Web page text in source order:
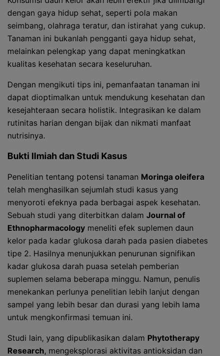
dengan gaya hidup sehat, seperti pola makan
seimbang, olahraga teratur, dan istirahat yang cukup.
Tanaman ini bukanlah pengganti gaya hidup sehat,
melainkan pelengkap yang dapat meningkatkan
kualitas kesehatan secara keseluruhan.
Dengan mengikuti tips ini, pemanfaatan tanaman ini
dapat dioptimalkan untuk mendukung kesehatan dan
kesejahteraan secara holistik. Integrasikan ke dalam
rutinitas harian dengan bijak dan nikmati manfaat
nutrisinya.
Bukti Ilmiah dan Studi Kasus
Penelitian tentang potensi tanaman Moringa oleifera
telah menghasilkan sejumlah studi kasus yang
menyoroti efeknya pada berbagai aspek kesehatan.
Sebuah studi yang diterbitkan dalam Journal of
Ethnopharmacology meneliti efek suplemen daun
kelor pada kadar glukosa darah pada pasien diabetes
tipe 2. Hasilnya menunjukkan penurunan signifikan
kadar glukosa darah puasa setelah pemberian
suplemen selama beberapa minggu. Namun, penulis
menekankan perlunya penelitian lebih lanjut dengan
sampel yang lebih besar dan durasi yang lebih lama
untuk mengkonfirmasi temuan ini.
Studi lain, yang dipublikasikan dalam Phytotherapy
Research, mengeksplorasi aktivitas antioksidan dan